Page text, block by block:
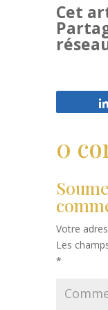
Cet
0
Votre
Les
*